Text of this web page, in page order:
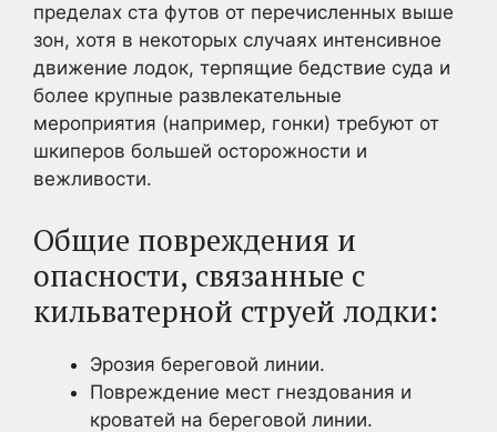
пределах ста футов от перечисленных выше
зон, хотя в некоторых случаях интенсивное
движение лодок, терпящие бедствие суда и
более крупные развлекательные
мероприятия (например, гонки) требуют от
шкиперов большей осторожности и
вежливости.
Общие повреждения и
опасности, связанные с
кильватерной струей лодки:
Эрозия береговой линии.
Повреждение мест гнездования и
кроватей на береговой линии.